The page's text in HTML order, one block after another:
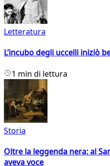
Letteratura
L’incubo degli uccelli iniziò
1 min di lettura
Storia
Oltre la leggenda nera: al
aveva voce